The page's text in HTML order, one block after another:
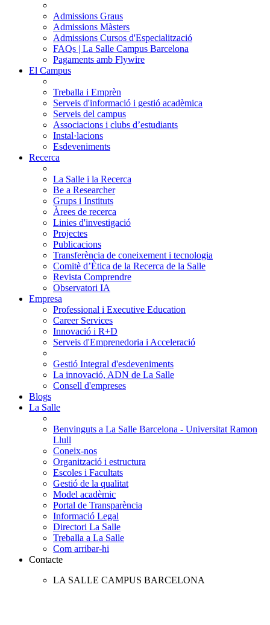
Admissions Graus
Admissions Màsters
Admissions Cursos d'Especialització
FAQs | La Salle Campus Barcelona
Pagaments amb Flywire
El Campus
Treballa i Emprèn
Serveis d'informació i gestió acadèmica
Serveis del campus
Associacions i clubs d’estudiants
Instal·lacions
Esdeveniments
Recerca
La Salle i la Recerca
Be a Researcher
Grups i Instituts
Àrees de recerca
Linies d'investigació
Projectes
Publicacions
Transferència de coneixement i tecnologia
Comitè d’Ètica de la Recerca de la Salle
Revista Comprendre
Observatori IA
Empresa
Professional i Executive Education
Career Services
Innovació i R+D
Serveis d'Emprenedoria i Acceleració
Gestió Integral d'esdeveniments
La innovació, ADN de La Salle
Consell d'empreses
Blogs
La Salle
Benvinguts a La Salle Barcelona - Universitat Ramon
Llull
Coneix-nos
Organització i estructura
Escoles i Facultats
Gestió de la qualitat
Model acadèmic
Portal de Transparència
Informació Legal
Directori La Salle
Treballa a La Salle
Com arribar-hi
Contacte
LA SALLE CAMPUS BARCELONA